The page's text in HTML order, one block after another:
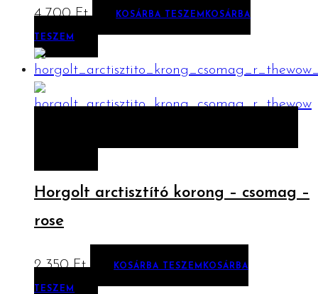
4 700Ft KOSÁRBA TESZEM KOSÁRBA
TESZEM
Horgolt arctisztító korong – csomag –
rose
2 350Ft KOSÁRBA TESZEM KOSÁRBA
TESZEM